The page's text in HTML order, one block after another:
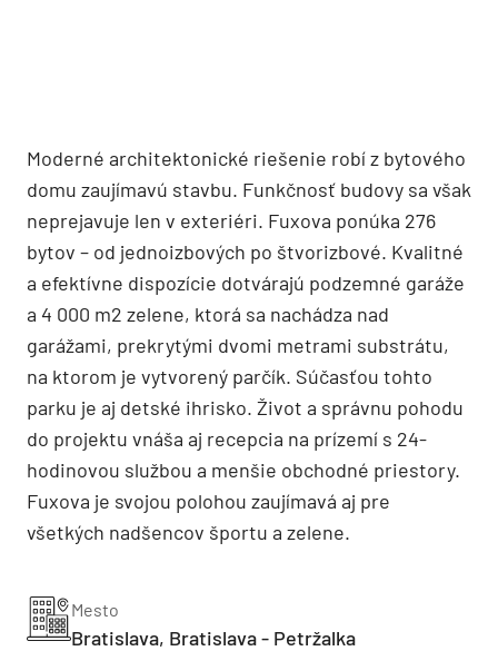
Moderné architektonické riešenie robí z bytového
domu zaujímavú stavbu. Funkčnosť budovy sa však
neprejavuje len v exteriéri. Fuxova ponúka 276
bytov – od jednoizbových po štvorizbové. Kvalitné
a efektívne dispozície dotvárajú podzemné garáže
a 4 000 m2 zelene, ktorá sa nachádza nad
garážami, prekrytými dvomi metrami substrátu,
na ktorom je vytvorený parčík. Súčasťou tohto
parku je aj detské ihrisko. Život a správnu pohodu
do projektu vnáša aj recepcia na prízemí s 24-
hodinovou službou a menšie obchodné priestory.
Fuxova je svojou polohou zaujímavá aj pre
všetkých nadšencov športu a zelene.
Mesto
Bratislava, Bratislava - Petržalka